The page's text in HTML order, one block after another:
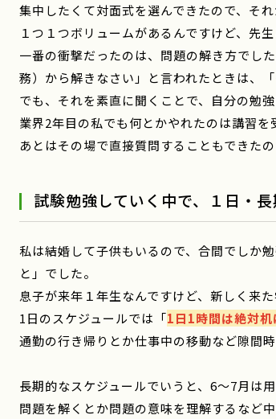
集中したくて対面式を選んできたので、そ
１つ１つボリュームがあるんですけど、先
一番の衝撃だったのは、問題の解き方でし
務）から解きなさい」と言われたときは、
でも、それを素直に聞くことで、自分の勉
業界2年目の私でも何とかやれたのは講習を
あとはその場で直接質問することもできた
試験勉強していく中で、１日・
私は結婚して子供もいるので、合間でしか
と」でした。
息子が来年１年生なんですけど、新しく来
1日のスケジュールでは「1日1時間は絶対机
通勤の行き帰りとか仕事中の移動など隙間
長期的なスケジュールでいうと、6～7月は
問題を解くとか問題の意味を理解するなど